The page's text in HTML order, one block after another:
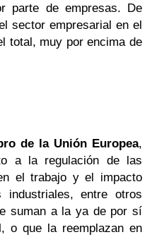
parte de empresas. De
sector empresarial en el
total, muy por encima de
de la Unión Europea,
a la regulación de las
el trabajo y el impacto
industriales, entre otros
suman a la ya de por sí
o que la reemplazan en